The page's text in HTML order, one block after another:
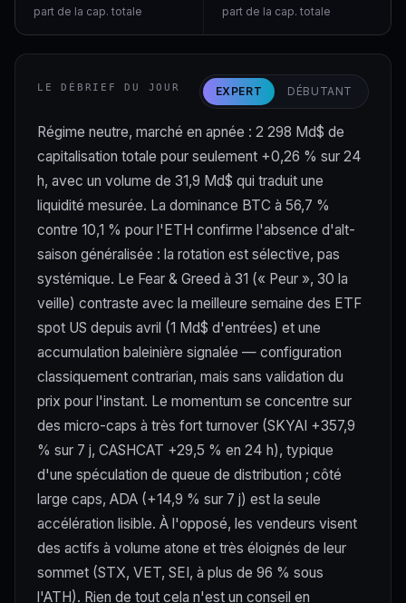
part de la cap. totale part de la cap. totale
LE DÉBRIEF DU JOUR EXPERT DÉBUTANT
Régime neutre, marché en apnée : 2 298 Md$ de
capitalisation totale pour seulement +0,26 % sur 24
h, avec un volume de 31,9 Md$ qui traduit une
liquidité mesurée. La dominance BTC à 56,7 %
contre 10,1 % pour l'ETH confirme l'absence d'alt-
saison généralisée : la rotation est sélective, pas
systémique. Le Fear & Greed à 31 (« Peur », 30 la
veille) contraste avec la meilleure semaine des ETF
spot US depuis avril (1 Md$ d'entrées) et une
accumulation baleinière signalée — configuration
classiquement contrarian, mais sans validation du
prix pour l'instant. Le momentum se concentre sur
des micro-caps à très fort turnover (SKYAI +357,9
% sur 7 j, CASHCAT +29,5 % en 24 h), typique
d'une spéculation de queue de distribution ; côté
large caps, ADA (+14,9 % sur 7 j) est la seule
accélération lisible. À l'opposé, les vendeurs visent
des actifs à volume atone et très éloignés de leur
sommet (STX, VET, SEI, à plus de 96 % sous
l'ATH). Rien de tout cela n'est un conseil en